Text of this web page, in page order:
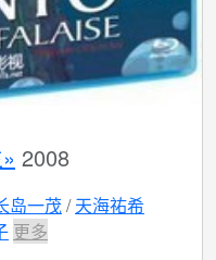
2008
岛一茂 天海祐希
更多